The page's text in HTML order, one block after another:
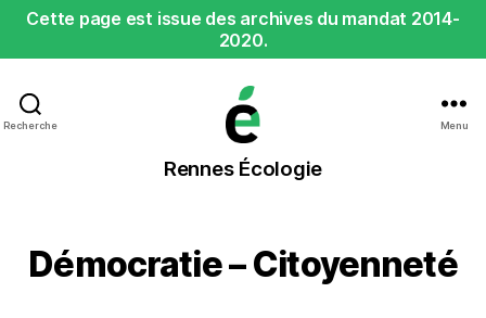
Cette page est issue des archives du mandat 2014-
2020.
Recherche
Rennes
Écologie
Rennes Écologie
Menu
Démocratie – Citoyenneté